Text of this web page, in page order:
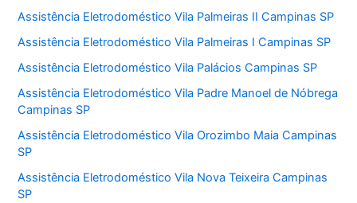
Assistência Eletrodoméstico Vila Palmeiras II Campinas SP
Assistência Eletrodoméstico Vila Palmeiras I Campinas SP
Assistência Eletrodoméstico Vila Palácios Campinas SP
Assistência Eletrodoméstico Vila Padre Manoel de Nóbrega
Campinas SP
Assistência Eletrodoméstico Vila Orozimbo Maia Campinas
SP
Assistência Eletrodoméstico Vila Nova Teixeira Campinas
SP